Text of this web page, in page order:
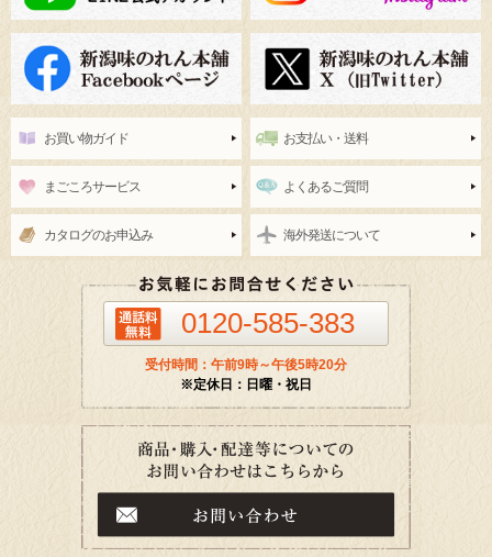
お買い物ガイド お支払い・送料
まごころサービス よくあるご質問
カタログのお申込み 海外発送について
0120-585-383
受付時間：午前9時～午後5時20分
※定休日：日曜・祝日